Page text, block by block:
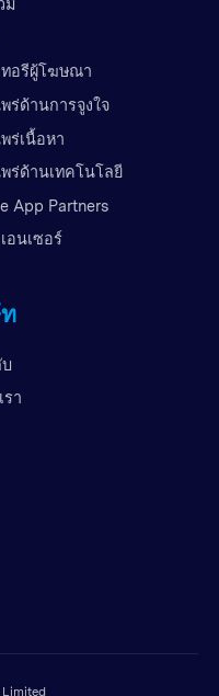
ม
ทอรีผู้โฆษณา
พร่ด้านการจูงใจ
ร่เนื้อหา
พร่ด้านเทคโนโลยี
App Partners
อนเซอร์
รา